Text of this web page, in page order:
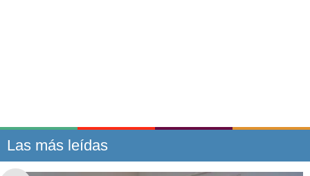
Las más leídas